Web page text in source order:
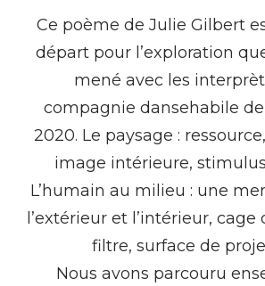
Ce poème de Julie Gilbert
départ pour l’exploration
mené avec les
compagnie dansehabile
2020. Le paysage :
image intérieure,
L’humain au milieu : une
l’extérieur et l’intérieur, cage
filtre, surface de
Nous avons parcouru